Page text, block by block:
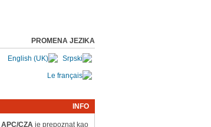
PROMENA JEZIKA
INFO
APC/CZA je prepoznat kao